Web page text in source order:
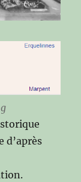
d’après